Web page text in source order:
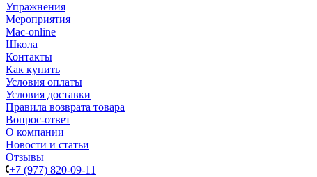
Упражнения
Мероприятия
Mac-online
Школа
Контакты
Как купить
Условия оплаты
Условия доставки
Правила возврата товара
Вопрос-ответ
О компании
Новости и статьи
Отзывы
+7 (977) 820-09-11